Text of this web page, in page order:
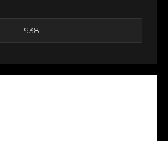
938